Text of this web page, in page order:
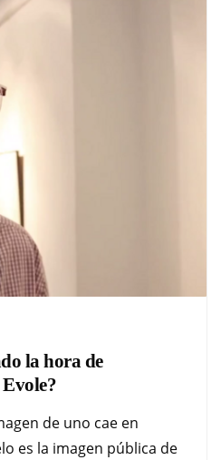
la hora de
de uno cae en
es la imagen pública de